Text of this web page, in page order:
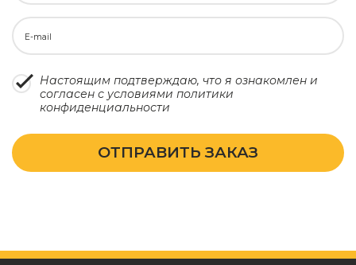
E-mail
Настоящим подтверждаю, что я ознакомлен и
согласен с условиями политики
конфиденциальности
ОТПРАВИТЬ ЗАКАЗ